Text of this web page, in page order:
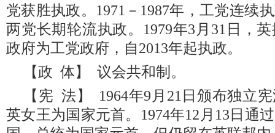
党获胜执政。1971－1987年，工党连续
两党长期轮流执政。1979年3月31日，
政府为工党政府，自2013年起执政。
【政 体】 议会共和制。
【宪 法】 1964年9月21日颁布独立
英女王为国家元首。1974年12月13日通